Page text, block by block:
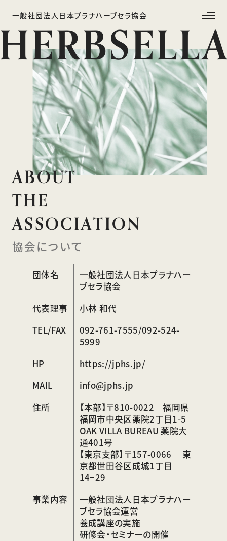
content
一般社団法人日本プラナハーブセラ協会
ABOUT
THE
ASSOCIATION
協会について
団体名
一般社団法人日本プラナハー
ブセラ協会
代表理事
小林 和代
TEL/FAX
092-761-7555/092-524-
5999
HP
https://jphs.jp/
MAIL
info@jphs.jp
住所
【本部】〒810-0022 福岡県
福岡市中央区薬院2丁目1-5
OAK VILLA BUREAU 薬院大
通401号
【東京支部】〒157-0066 東
京都世田谷区成城1丁目
14−29
事業内容
一般社団法人日本プラナハー
ブセラ協会運営
養成講座の実施
研修会・セミナーの開催